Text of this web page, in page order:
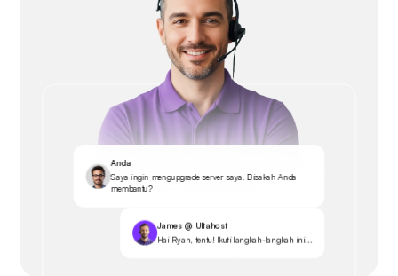
Anda
Saya ingin mengupgrade server saya. Bisakah Anda
membantu?
James @ Ultahost
Hai Ryan, tentu! Ikuti langkah-langkah ini...